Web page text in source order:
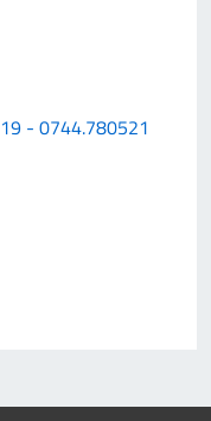
- 0744.780521